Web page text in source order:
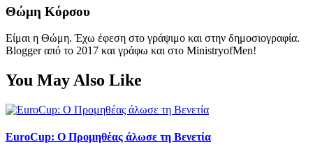
Θώμη Κόρσου
Είμαι η Θώμη. Έχω έφεση στο γράψιμο και στην δημοσιογραφία.
Blogger από το 2017 και γράφω και στο MinistryofMen!
You May Also Like
EuroCup: Ο Προμηθέας άλωσε τη Βενετία